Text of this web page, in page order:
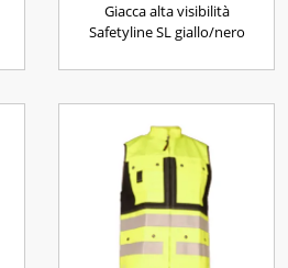
Giacca alta visibilità
Safetyline SL giallo/nero